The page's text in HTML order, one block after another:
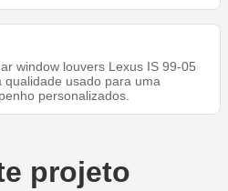
window louvers Lexus IS 99-05
qualidade usado para uma
personalizados.
projeto